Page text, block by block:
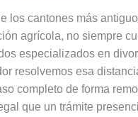
los cantones más
agrícola, no siempre
especializados en
resolvemos esa
completo de forma
que un trámite